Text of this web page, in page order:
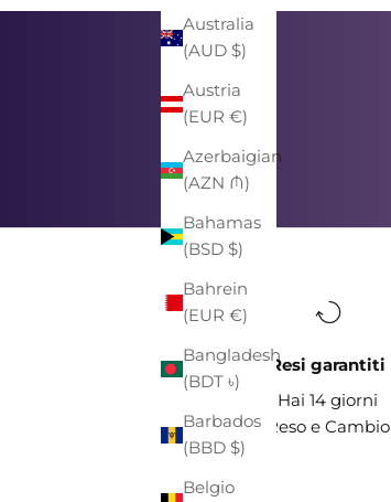
Australia
(AUD $)
Austria
(EUR €)
Azerbaigian
(AZN ₼)
Bahamas
(BSD $)
Bahrein
(EUR €)
Bangladesh
(BDT ৳)
Barbados
(BBD $)
Belgio
Resi garantiti
Hai 14 giorni
Reso e Cambio